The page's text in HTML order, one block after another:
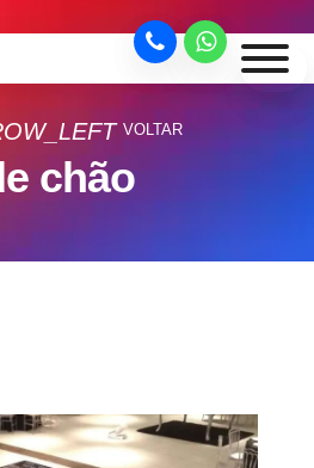
VOLTAR
chão